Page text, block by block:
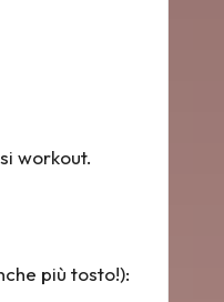
workout.
più tosto!):